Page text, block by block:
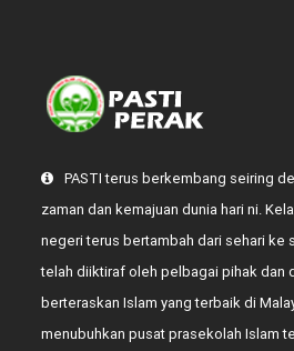
PASTI terus berkembang seiring
zaman dan kemajuan dunia hari ni.
negeri terus bertambah dari sehari ke
telah diiktiraf oleh pelbagai pihak dan
berteraskan Islam yang terbaik di
menubuhkan pusat prasekolah Islam